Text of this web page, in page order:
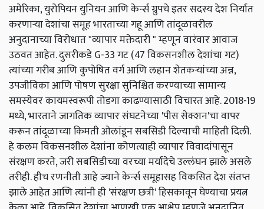
अमेरिका, युरोपियन युनियन आणि केर्न्स ग्रुपचे इतर सदस्य देश निर्यात
करणार्‍या देशांचा समूह भारताच्या गहू आणि तांदूळावरील
अनुदानाच्या विरोधात "व्यापार मक्तेदारी " म्हणून वारंवार आवाज
उठवत आहेत. दुसरीकडे G-33 गट (47 विकसनशील देशांचा गट)
त्यांच्या गरीब आणि कुपोषित वर्ग आणि लहान शेतकर्‍यांच्या अन्न,
उपजीविका आणि पोषण सुरक्षा सुनिश्चित करण्याच्या सामान्य
समस्येवर कायमस्वरूपी तोडगा काढण्यासाठी विचारत आहे. 2018-19
मध्ये, भारताने जागतिक व्यापार संघटनेच्या 'पीस सेक्शन'चा वापर
करून तांदूळाच्या किमती ओलांडून सबसिडी दिल्याची माहिती दिली.
हे कलम विकसनशील देशांना कोणत्याही व्यापार विवादांपासून
संरक्षण करते, जरी सबसिडीच्या वरच्या मर्यादेचे उल्लंघन झाले असले
तरीही. हीच रणनीती आहे ज्याने केर्न्स समूहासह विकसित देश संतप्त
झाले आहेत आणि त्यांनी ही 'संरक्षण छत्री' हिसकावून घेण्याचा प्रयत्न